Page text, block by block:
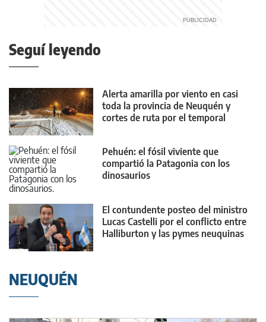
Seguí leyendo
Alerta amarilla por viento en casi
toda la provincia de Neuquén y
cortes de ruta por el temporal
Pehuén: el fósil viviente que
compartió la Patagonia con los
dinosaurios
El contundente posteo del ministro
Lucas Castelli por el conflicto entre
Halliburton y las pymes neuquinas
NEUQUÉN